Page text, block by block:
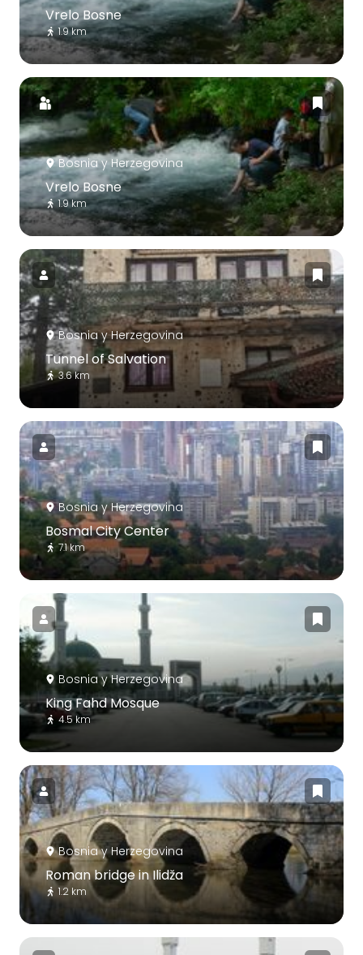
Vrelo Bosne
1.9 km
Bosnia y Herzegovina
Vrelo Bosne
1.9 km
Bosnia y Herzegovina
Tunnel of Salvation
3.6 km
Bosnia y Herzegovina
Bosmal City Center
7.1 km
Bosnia y Herzegovina
King Fahd Mosque
4.5 km
Bosnia y Herzegovina
Roman bridge in Ilidža
1.2 km